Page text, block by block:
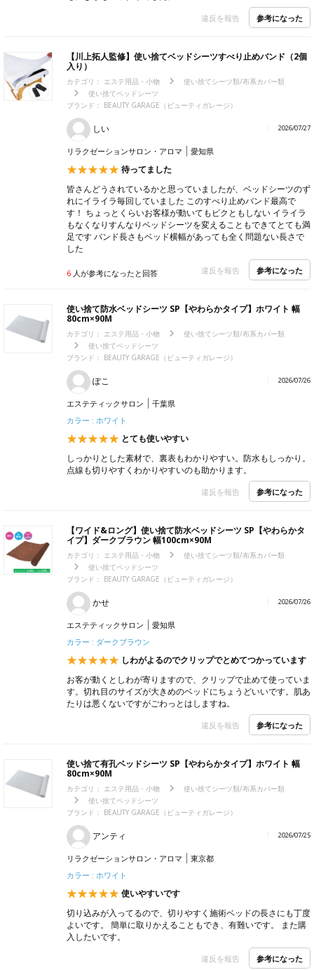
違反を報告 参考になった
【川上拓人監修】使い捨てベッドシーツすべり止めバンド（2個
入り）
カテゴリ： エステ用品・小物
使い捨てシーツ類/布系カバー類
使い捨てベッドシーツ
ブランド： BEAUTY GARAGE（ビューティガレージ）
しい 2026/07/27
リラクゼーションサロン・アロマ 愛知県
待ってました
皆さんどうされているかと思っていましたが、ベッドシーツのず
れにイライラ毎回していました このすべり止めバンド最高で
す！ ちょっとくらいお客様が動いてもビクともしない イライラ
もなくなりすんなりベッドシーツを変えることもできてとても満
足です バンド長さもベッド横幅があっても全く問題ない長さで
した
6 人が参考になったと回答 違反を報告 参考になった
使い捨て防水ベッドシーツ SP【やわらかタイプ】ホワイト 幅
80cm×90M
カテゴリ： エステ用品・小物
使い捨てシーツ類/布系カバー類
使い捨てベッドシーツ
ブランド： BEAUTY GARAGE（ビューティガレージ）
ぽこ 2026/07/26
エステティックサロン
千葉県
カラー : ホワイト
とても使いやすい
しっかりとした素材で、裏表もわかりやすい。防水もしっかり。
点線も切りやすくわかりやすいのも助かります。
違反を報告 参考になった
【ワイド&ロング】使い捨て防水ベッドシーツ SP【やわらかタ
イプ】ダークブラウン 幅100cm×90M
カテゴリ： エステ用品・小物
使い捨てシーツ類/布系カバー類
使い捨てベッドシーツ
ブランド： BEAUTY GARAGE（ビューティガレージ）
かせ 2026/07/26
エステティックサロン
愛知県
カラー : ダークブラウン
しわがよるのでクリップでとめてつかっています
お客が動くとしわが寄りますので、クリップで止めて使っていま
す。切れ目のサイズが大きめのベッドにちょうどいいです。肌あ
たりは悪くないですがごわっとはしますね。
違反を報告 参考になった
使い捨て有孔ベッドシーツ SP【やわらかタイプ】ホワイト 幅
80cm×90M
カテゴリ： エステ用品・小物
使い捨てシーツ類/布系カバー類
使い捨てベッドシーツ
ブランド： BEAUTY GARAGE（ビューティガレージ）
アンティ 2026/07/25
リラクゼーションサロン・アロマ
東京都
カラー : ホワイト
使いやすいです
切り込みが入ってるので、切りやすく施術ベッドの長さにも丁度
よいです。 簡単に取りかえることもでき、有難いです。 また購
入したいです。
違反を報告 参考になった